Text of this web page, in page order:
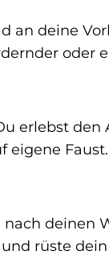
an deine
oder
erlebst den
eigene Faust.
nach deinen
rüste